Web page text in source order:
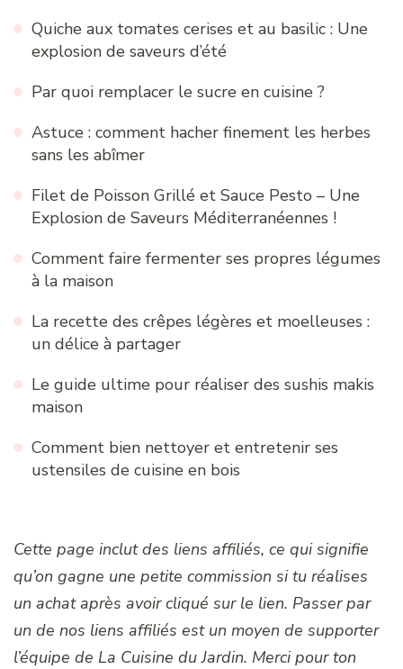
Quiche aux tomates cerises et au basilic : Une
explosion de saveurs d’été
Par quoi remplacer le sucre en cuisine ?
Astuce : comment hacher finement les herbes
sans les abîmer
Filet de Poisson Grillé et Sauce Pesto – Une
Explosion de Saveurs Méditerranéennes !
Comment faire fermenter ses propres légumes
à la maison
La recette des crêpes légères et moelleuses :
un délice à partager
Le guide ultime pour réaliser des sushis makis
maison
Comment bien nettoyer et entretenir ses
ustensiles de cuisine en bois
Cette page inclut des liens affiliés, ce qui signifie
qu’on gagne une petite commission si tu réalises
un achat après avoir cliqué sur le lien. Passer par
un de nos liens affiliés est un moyen de supporter
l’équipe de La Cuisine du Jardin. Merci pour ton